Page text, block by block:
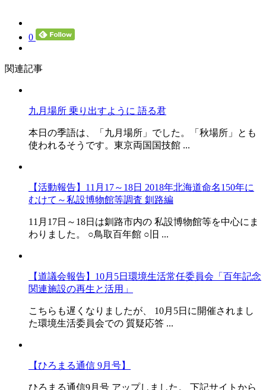
0
関連記事
九月場所 乗り出すように 語る君
本日の季語は、「九月場所」でした。「秋場所」とも
使われるそうです。東京両国国技館 ...
【活動報告】11月17～18日 2018年北海道命名150年に
むけて～私設博物館等調査 釧路編
11月17日～18日は釧路市内の 私設博物館等を中心にま
わりました。 ○鳥取百年館 ○旧 ...
【道議会報告】10月5日環境生活常任委員会「百年記念
関連施設の再生と活用」
こちらも遅くなりましたが、 10月5日に開催されまし
た環境生活委員会での 質疑応答 ...
【ひろまる通信 9月号】
ひろまる通信9月号 アップしました。 下記サイトから